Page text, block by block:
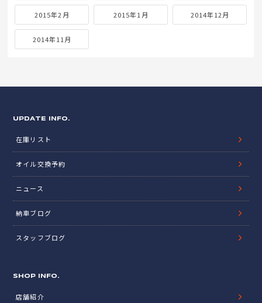
2015年2月 2015年1月 2014年12月
2014年11月
UPDATE INFO.
在庫リスト
オイル交換予約
ニュース
納車ブログ
スタッフブログ
SHOP INFO.
店舗紹介